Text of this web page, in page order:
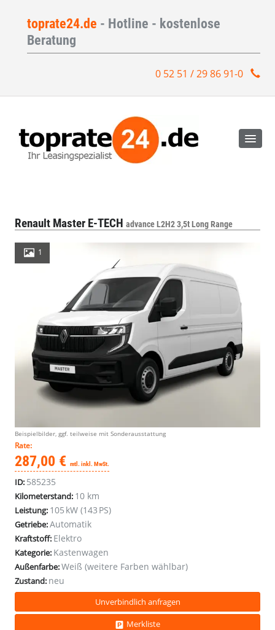
toprate24.de - Hotline - kostenlose
Beratung
0 52 51 / 29 86 91-0
Renault Master E-TECH advance L2H2 3,5t Long Range
1
Beispielbilder, ggf. teilweise mit Sonderausstattung
Rate:
287,00 € mtl. inkl. MwSt.
ID: 585235
Kilometerstand: 10 km
Leistung: 105 kW (143 PS)
Getriebe:Automatik
Kraftstoff: Elektro
Kategorie: Kastenwagen
Außenfarbe:Weiß (weitere Farben wählbar)
Zustand: neu
Unverbindlich anfragen
Merkliste